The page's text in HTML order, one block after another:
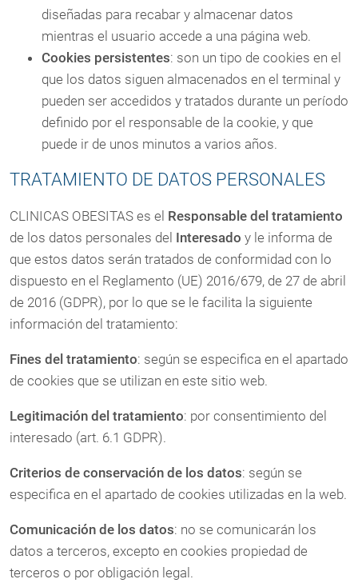
diseñadas para recabar y almacenar datos
mientras el usuario accede a una página web.
Cookies persistentes: son un tipo de cookies en el
que los datos siguen almacenados en el terminal y
pueden ser accedidos y tratados durante un período
definido por el responsable de la cookie, y que
puede ir de unos minutos a varios años.
TRATAMIENTO DE DATOS PERSONALES
CLINICAS OBESITAS es el Responsable del tratamiento
de los datos personales del Interesado y le informa de
que estos datos serán tratados de conformidad con lo
dispuesto en el Reglamento (UE) 2016/679, de 27 de abril
de 2016 (GDPR), por lo que se le facilita la siguiente
información del tratamiento:
Fines del tratamiento: según se especifica en el apartado
de cookies que se utilizan en este sitio web.
Legitimación del tratamiento: por consentimiento del
interesado (art. 6.1 GDPR).
Criterios de conservación de los datos: según se
especifica en el apartado de cookies utilizadas en la web.
Comunicación de los datos: no se comunicarán los
datos a terceros, excepto en cookies propiedad de
terceros o por obligación legal.